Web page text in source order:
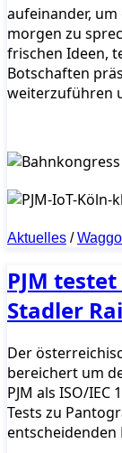
aufeinander,
morgen zu
frischen Ideen,
Botschaften
weiterzuführen
Aktuelles /
PJM
Stadler
Der
bereichert um
PJM als ISO/
Tests zu
entscheidenden